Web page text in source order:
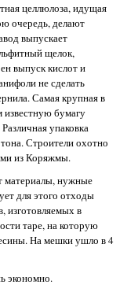
целлюлоза, идущая
очередь, делают
выпускает
щелок,
выпуск кислот и
не сделать
Самая крупная в
известную бумагу
упаковка
Строители охотно
из Коряжмы.
материалы, нужные
для этого отходы
изготовляемых в
таре, на которую
На мешки ушло в 4
экономно.